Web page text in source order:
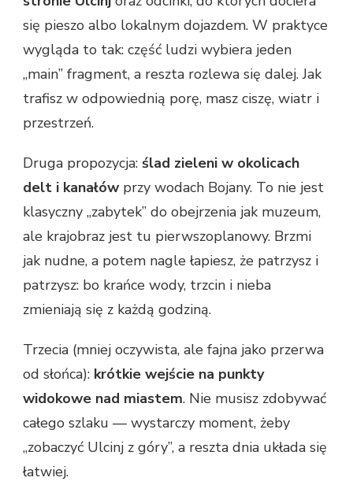
się pieszo albo lokalnym dojazdem. W praktyce
wygląda to tak: część ludzi wybiera jeden
„main” fragment, a reszta rozlewa się dalej. Jak
trafisz w odpowiednią porę, masz ciszę, wiatr i
przestrzeń.
Druga propozycja: ślad zieleni w okolicach
delt i kanałów przy wodach Bojany. To nie jest
klasyczny „zabytek” do obejrzenia jak muzeum,
ale krajobraz jest tu pierwszoplanowy. Brzmi
jak nudne, a potem nagle łapiesz, że patrzysz i
patrzysz: bo krańce wody, trzcin i nieba
zmieniają się z każdą godziną.
Trzecia (mniej oczywista, ale fajna jako przerwa
od słońca): krótkie wejście na punkty
widokowe nad miastem. Nie musisz zdobywać
całego szlaku — wystarczy moment, żeby
„zobaczyć Ulcinj z góry”, a reszta dnia układa się
łatwiej.